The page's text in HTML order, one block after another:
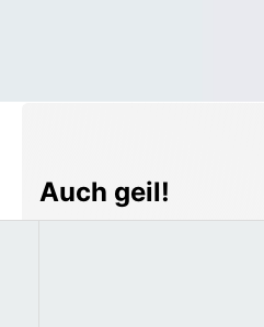
Produktgalerie überspringen
Auch geil!